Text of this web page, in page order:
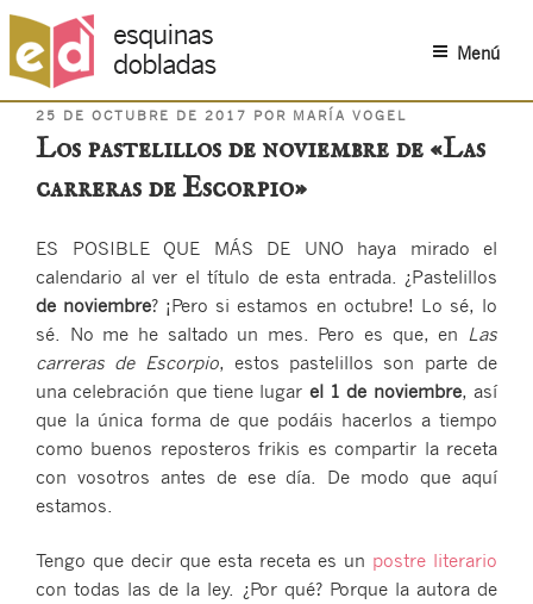
Saltar
Menú
PUBLICADO
EL
25 DE OCTUBRE DE 2017 POR MARÍA VOGEL
Los pastelillos de noviembre de «Las
carreras de Escorpio»
ES POSIBLE QUE MÁS DE UNO haya mirado el
calendario al ver el título de esta entrada. ¿Pastelillos
de noviembre? ¡Pero si estamos en octubre! Lo sé, lo
sé. No me he saltado un mes. Pero es que, en Las
carreras de Escorpio, estos pastelillos son parte de
una celebración que tiene lugar el 1 de noviembre, así
que la única forma de que podáis hacerlos a tiempo
como buenos reposteros frikis es compartir la receta
con vosotros antes de ese día. De modo que aquí
estamos.
Tengo que decir que esta receta es un postre literario
con todas las de la ley. ¿Por qué? Porque la autora de